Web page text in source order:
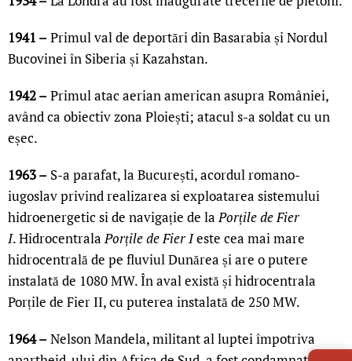
1941 –Primul val de deportări din Basarabia și Nordul
Bucovinei în Siberia și Kazahstan.
1942 –Primul atac aerian american asupra României,
având ca obiectiv zona Ploiești; atacul s-a soldat cu un
eșec.
1963 – S-a parafat, la București, acordul romano-
iugoslav privind realizarea si exploatarea sistemului
hidroenergetic si de navigație de la Porțile de Fier
I. Hidrocentrala Porțile de Fier Ieste cea mai mare
hidrocentrală de pe fluviul Dunărea și are o putere
instalată de 1080 MW. În aval există și hidrocentrala
Porțile de Fier II, cu puterea instalată de 250 MW.
1964 –Nelson Mandela, militant al luptei împotriva